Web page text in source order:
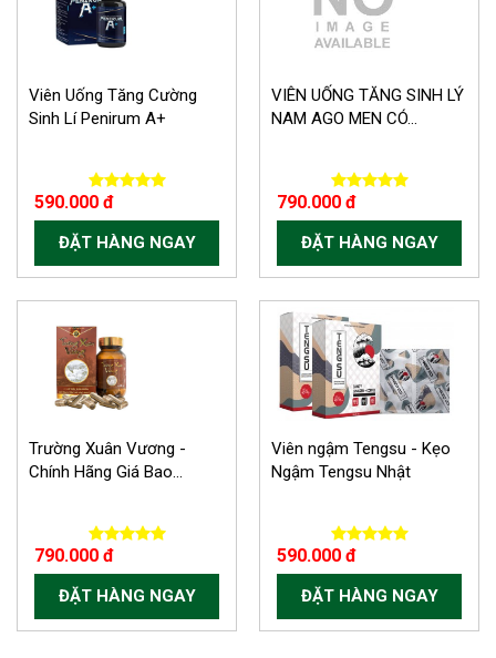
Viên Uống Tăng Cường
Sinh Lí Penirum A+
590.000 đ
ĐẶT HÀNG NGAY
VIÊN UỐNG TĂNG SINH LÝ
NAM AGO MEN CÓ...
790.000 đ
ĐẶT HÀNG NGAY
Trường Xuân Vương -
Chính Hãng Giá Bao...
790.000 đ
ĐẶT HÀNG NGAY
Viên ngậm Tengsu - Kẹo
Ngậm Tengsu Nhật
590.000 đ
ĐẶT HÀNG NGAY